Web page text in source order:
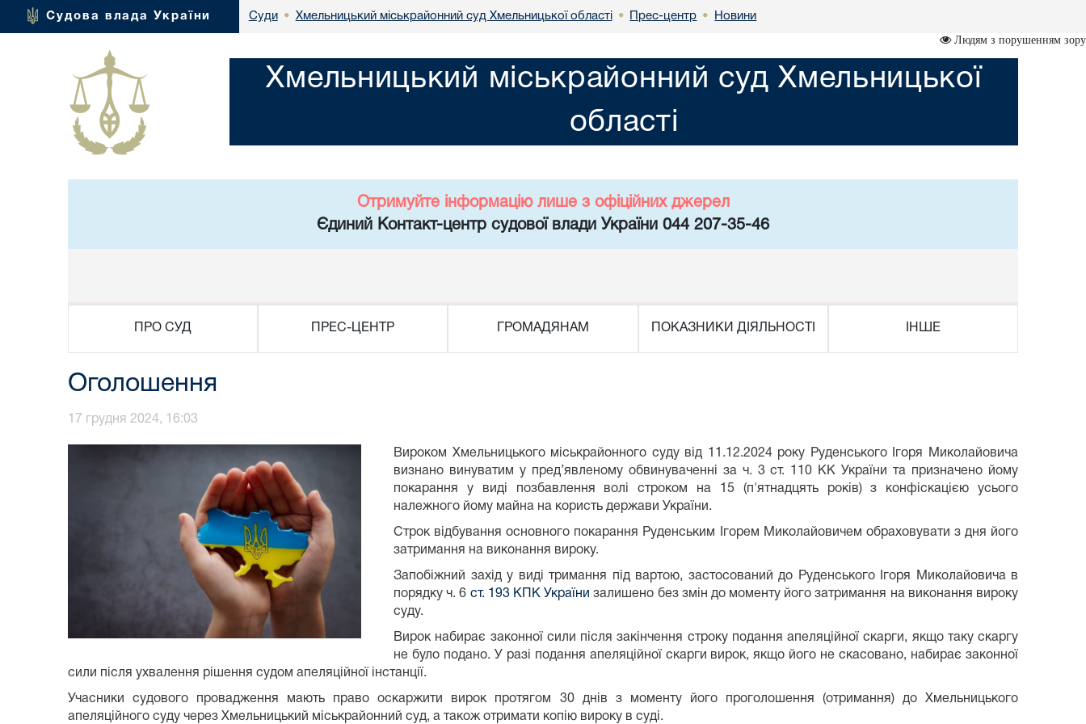
Судова влада України Суди • Хмельницький міськрайонний суд Хмельницької області • Прес-центр • Новини
Людям з порушенням зору
Хмельницький міськрайонний суд Хмельницької
області
Отримуйте інформацію лише з офіційних джерел
Єдиний Контакт-центр судової влади України 044 207-35-46
ПРО СУД ПРЕС-ЦЕНТР ГРОМАДЯНАМ ПОКАЗНИКИ ДІЯЛЬНОСТІ ІНШЕ
Оголошення
17 грудня 2024, 16:03
Вироком Хмельницького міськрайонного суду від 11.12.2024 року Руденського Ігоря Миколайовича
визнано винуватим у пред’явленому обвинуваченні за ч. 3 ст. 110 КК України та призначено йому
покарання у виді позбавлення волі строком на 15 (п'ятнадцять років) з конфіскацією усього
належного йому майна на користь держави України.
Строк відбування основного покарання Руденським Ігорем Миколайовичем обраховувати з дня його
затримання на виконання вироку.
Запобіжний захід у виді тримання під вартою, застосований до Руденського Ігоря Миколайовича в
порядку ч. 6 ст. 193 КПК України залишено без змін до моменту його затримання на виконання вироку
суду.
Вирок набирає законної сили після закінчення строку подання апеляційної скарги, якщо таку скаргу
не було подано. У разі подання апеляційної скарги вирок, якщо його не скасовано, набирає законної
сили після ухвалення рішення судом апеляційної інстанції.
Учасники судового провадження мають право оскаржити вирок протягом 30 днів з моменту його проголошення (отримання) до Хмельницького
апеляційного суду через Хмельницький міськрайонний суд, а також отримати копію вироку в суді.